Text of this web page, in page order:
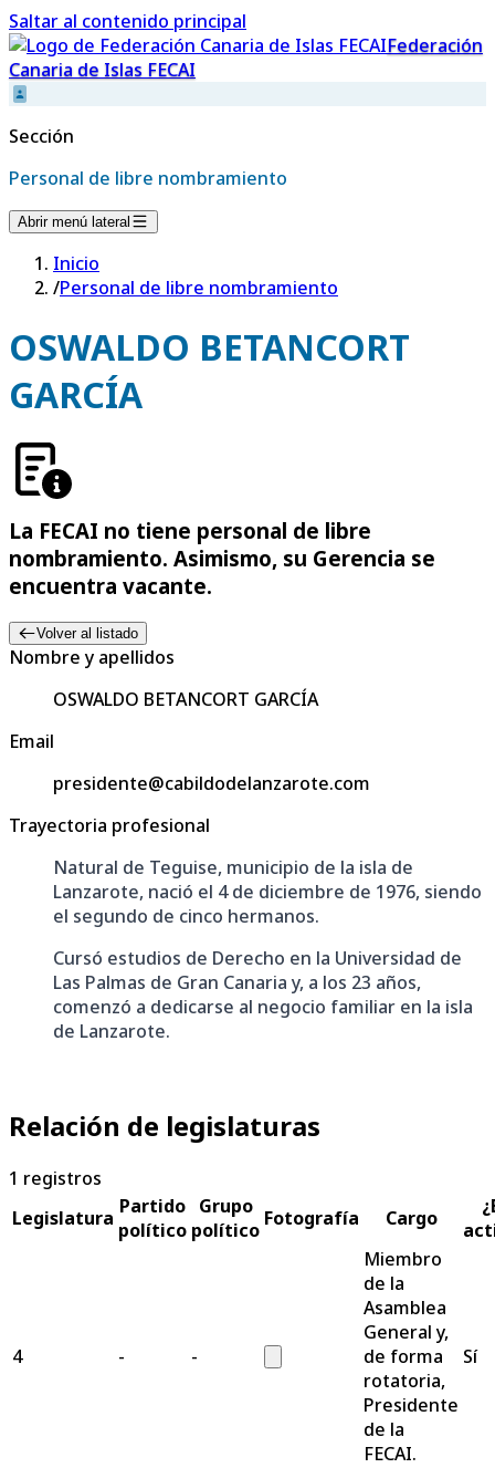
Saltar al contenido principal
Federación
Canaria de Islas FECAI
Sección
Personal de libre nombramiento
Abrir menú lateral
Inicio
/Personal de libre nombramiento
OSWALDO BETANCORT
GARCÍA
La FECAI no tiene personal de libre
nombramiento. Asimismo, su Gerencia se
encuentra vacante.
Volver al listado
Nombre y apellidos
OSWALDO BETANCORT GARCÍA
Email
presidente@cabildodelanzarote.com
Trayectoria profesional
Natural de Teguise, municipio de la isla de
Lanzarote, nació el 4 de diciembre de 1976, siendo
el segundo de cinco hermanos.
Cursó estudios de Derecho en la Universidad de
Las Palmas de Gran Canaria y, a los 23 años,
comenzó a dedicarse al negocio familiar en la isla
de Lanzarote.
Relación de legislaturas
1 registros
Legislatura Partido
político
Grupo
político Fotografía Cargo
4 - -
Miembro
de la
Asamblea
General y,
de forma
rotatoria,
Presidente
de la
FECAI.
Sí